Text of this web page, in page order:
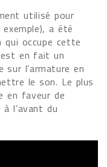
utilisé pour
exemple), a été
qui occupe cette
en fait un
sur l’armature en
le son. Le plus
en faveur de
l’avant du